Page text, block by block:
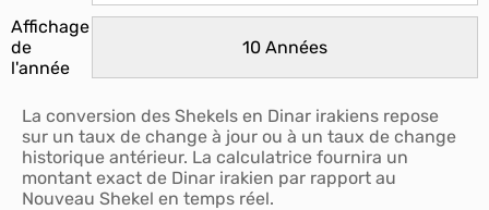
Affichage
de
l'année
La conversion des Shekels en Dinar irakiens repose
sur un taux de change à jour ou à un taux de change
historique antérieur. La calculatrice fournira un
montant exact de Dinar irakien par rapport au
Nouveau Shekel en temps réel.